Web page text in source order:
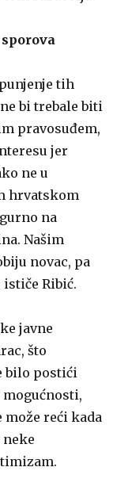
tih
bi trebale biti
pravosuđem,
jer
ne u
hrvatskom
na
Našim
novac, pa
ističe Ribić.
javne
što
bilo postići
reći kada